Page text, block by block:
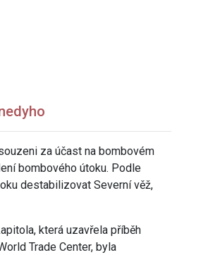
za účast na bombovém
bombového útoku. Podle
destabilizovat Severní věž,
která uzavřela příběh
Trade Center, byla